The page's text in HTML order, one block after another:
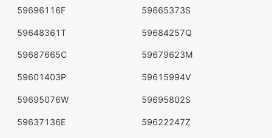
59696116F 59665373S
59648361T 59684257Q
59687665C 59679623M
59601403P 59615994V
59695076W 59695802S
59637136E 59622247Z